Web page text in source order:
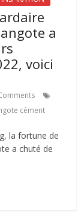
a
voici
cément
la fortune de
a chuté de